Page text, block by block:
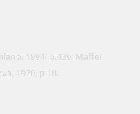
1994, p.439; Maffei
1970, p.18.